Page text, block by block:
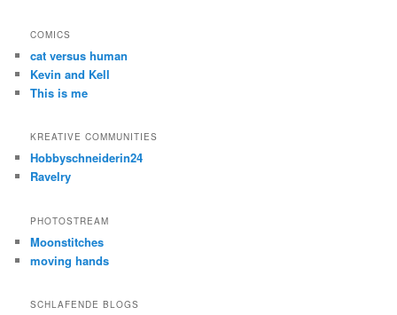
COMICS
cat versus human
Kevin and Kell
This is me
KREATIVE COMMUNITIES
Hobbyschneiderin24
Ravelry
PHOTOSTREAM
Moonstitches
moving hands
SCHLAFENDE BLOGS